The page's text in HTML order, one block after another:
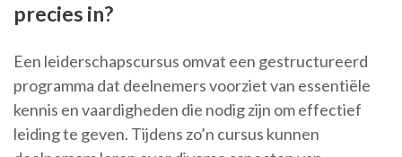
precies in?
Een leiderschapscursus omvat een gestructureerd
programma dat deelnemers voorziet van essentiële
kennis en vaardigheden die nodig zijn om effectief
leiding te geven. Tijdens zo’n cursus kunnen